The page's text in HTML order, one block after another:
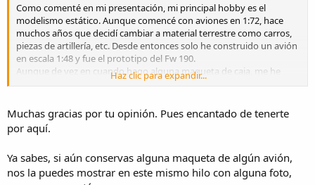
Como comenté en mi presentación, mi principal hobby es el
modelismo estático. Aunque comencé con aviones en 1:72, hace
muchos años que decidí cambiar a material terrestre como carros,
piezas de artillería, etc. Desde entonces solo he construido un avión
en escala 1:48 y fue el prototipo del Fw 190.
Aunque de vez en cuando hago alguna maqueta de caja, me he
especializado en construir mis modelos a partir de planos o
Espero tener un poco de tiempo para ir adentrándome en el
apasionante mundo de los relojes.
Saludos.
Haz clic para expandir...
Muchas gracias por tu opinión. Pues encantado de tenerte
por aquí.
Ya sabes, si aún conservas alguna maqueta de algún avión,
nos la puedes mostrar en este mismo hilo con alguna foto,